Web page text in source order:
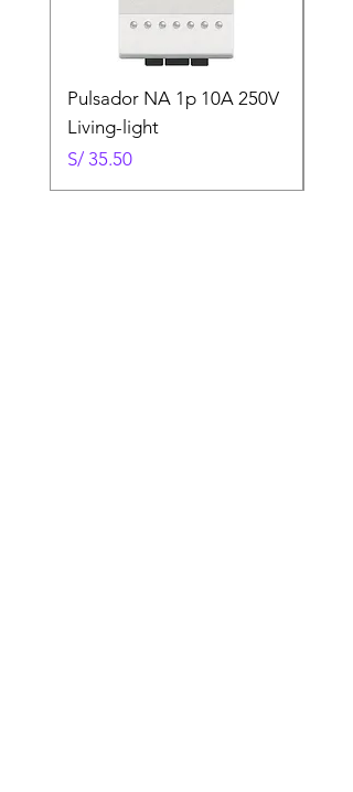
Pulsador NA 1p 10A 250V
Living-light
Precio
S/ 35.50